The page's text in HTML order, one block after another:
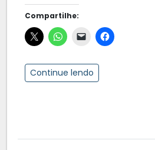
Compartilhe:
Continue lendo